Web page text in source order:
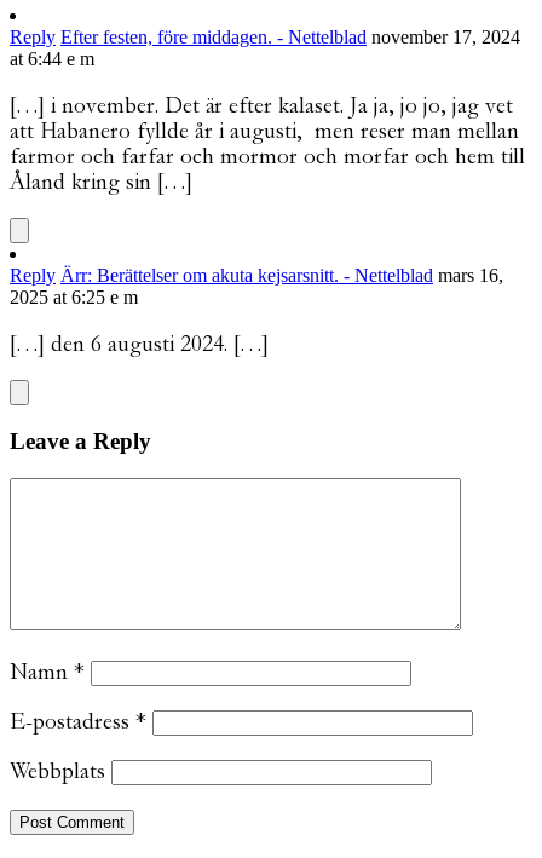
Reply Efter festen, före middagen. - Nettelblad november 17, 2024
at 6:44 e m
[…] i november. Det är efter kalaset. Ja ja, jo jo, jag vet
att Habanero fyllde år i augusti, men reser man mellan
farmor och farfar och mormor och morfar och hem till
Åland kring sin […]
Reply Ärr: Berättelser om akuta kejsarsnitt. - Nettelblad mars 16,
2025 at 6:25 e m
[…] den 6 augusti 2024. […]
Leave a Reply
Namn *
E-postadress *
Webbplats